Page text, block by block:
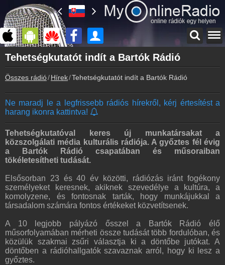
Főoldal
myonlineradio.hu
Bejelentkezés
Kapcsolat
Írj nekünk!
Partnerek
Rádiós partnerek
Rádió beágyazás
Online rádió készítés
Készítés lépésről lépésre
Tehetségkutatót indít a Bartók Rádió
Összes rádió Hírek Tehetségkutatót indít a Bartók Rádió
Ne maradj le a legfrissebb rádiós hírekről, kérj értesítést a
harang ikonra kattintva!
Tehetségkutatóval keres új munkatársakat a
közszolgálati média kulturális rádiója. A győztes fél évig
a Bartók Rádió csapatában és műsoraiban
tökéletesítheti tudását.
Elsősorban 23 és 40 év közötti, rádiózás iránt fogékony
személyeket keresnek, akiknek szevedélye a kultúra, a
komolyzene, és fontosnak tarták, hogy munkájukkal a
társadalom számára fontos értékeket közvetítsenek.
A 10 legjobb pályázó ősszel a Bartók Rádió élő
műsorfolyamában mérheti össze tudását több fordulóban, és
közülük szakmai zsűri választja ki a döntőbe jutókat. A
döntőben a rádióhallgatók szavaznak arról, hogy ki lesz a
győztes.